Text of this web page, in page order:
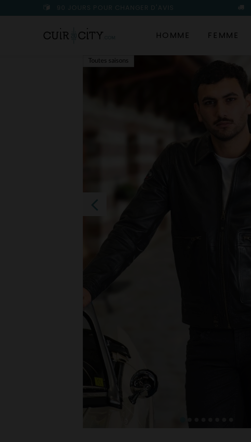
90 JOURS POUR CHANGER D'AVIS
HOMME FEMME
Toutes saisons